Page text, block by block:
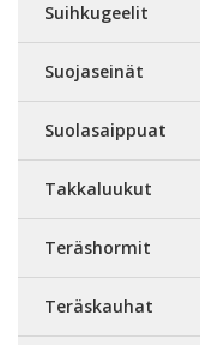
Suihkugeelit
Suojaseinät
Suolasaippuat
Takkaluukut
Teräshormit
Teräskauhat